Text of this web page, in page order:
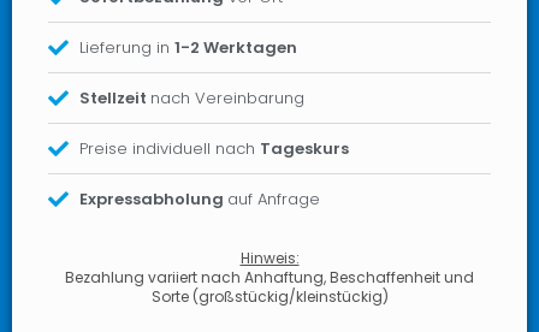
Lieferung in1-2 Werktagen
Stellzeit nach Vereinbarung
Preise individuell nach Tageskurs
Expressabholung auf Anfrage
Hinweis:
Bezahlung variiert nach Anhaftung, Beschaffenheit und
Sorte (großstückig/kleinstückig)